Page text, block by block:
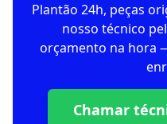
Plantão 24h, peças
nosso técnico
orçamento na hora
Chamar